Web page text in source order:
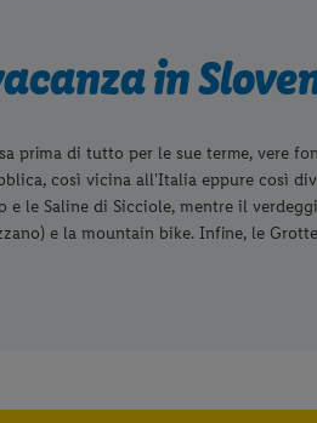
in
prima di tutto per le sue terme, vere
così vicina all'Italia eppure così
e le Saline di Sicciole, mentre il
e la mountain bike. Infine, le